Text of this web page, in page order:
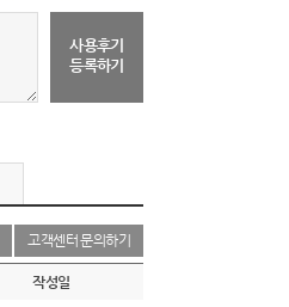
사용후기
등록하기
고객센터 문의하기
작성일